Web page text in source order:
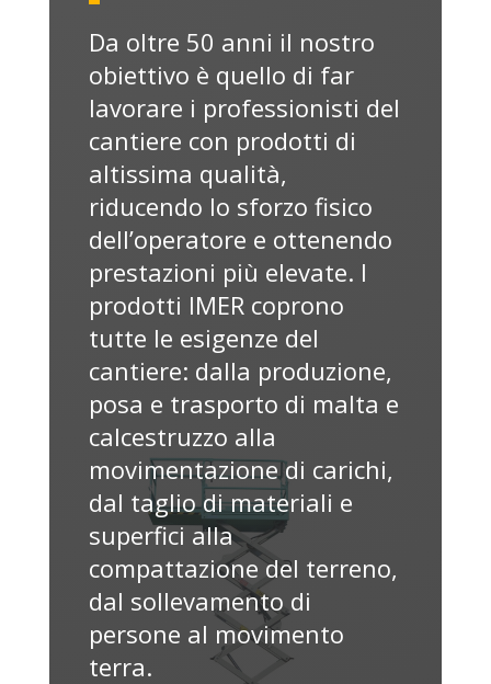
Da oltre 50 anni il nostro
obiettivo è quello di far
lavorare i professionisti del
cantiere con prodotti di
altissima qualità,
riducendo lo sforzo fisico
dell’operatore e ottenendo
prestazioni più elevate. I
prodotti IMER coprono
tutte le esigenze del
cantiere: dalla produzione,
posa e trasporto di malta e
calcestruzzo alla
movimentazione di carichi,
dal taglio di materiali e
superfici alla
compattazione del terreno,
dal sollevamento di
persone al movimento
terra.